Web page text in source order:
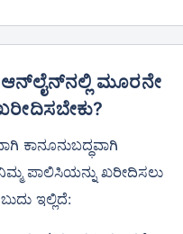
ಕಾನೂನುಬದ್ಧವಾಗಿ
ಪಾಲಿಸಿಯನ್ನು ಖರೀದಿಸಲು
ಇಲ್ಲಿದೆ: